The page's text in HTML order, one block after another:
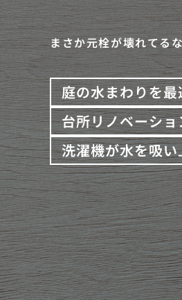
まさか元栓が壊れてる
庭の水まわりを
台所リノベーシ
洗濯機が水を吸